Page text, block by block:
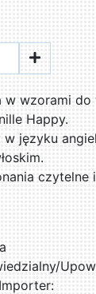
w wzorami do
Happy.
w języku
czytelne